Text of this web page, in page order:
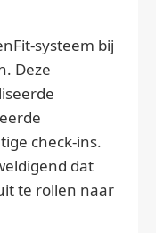
systeem bij
Deze
check-ins.
dat
te rollen naar